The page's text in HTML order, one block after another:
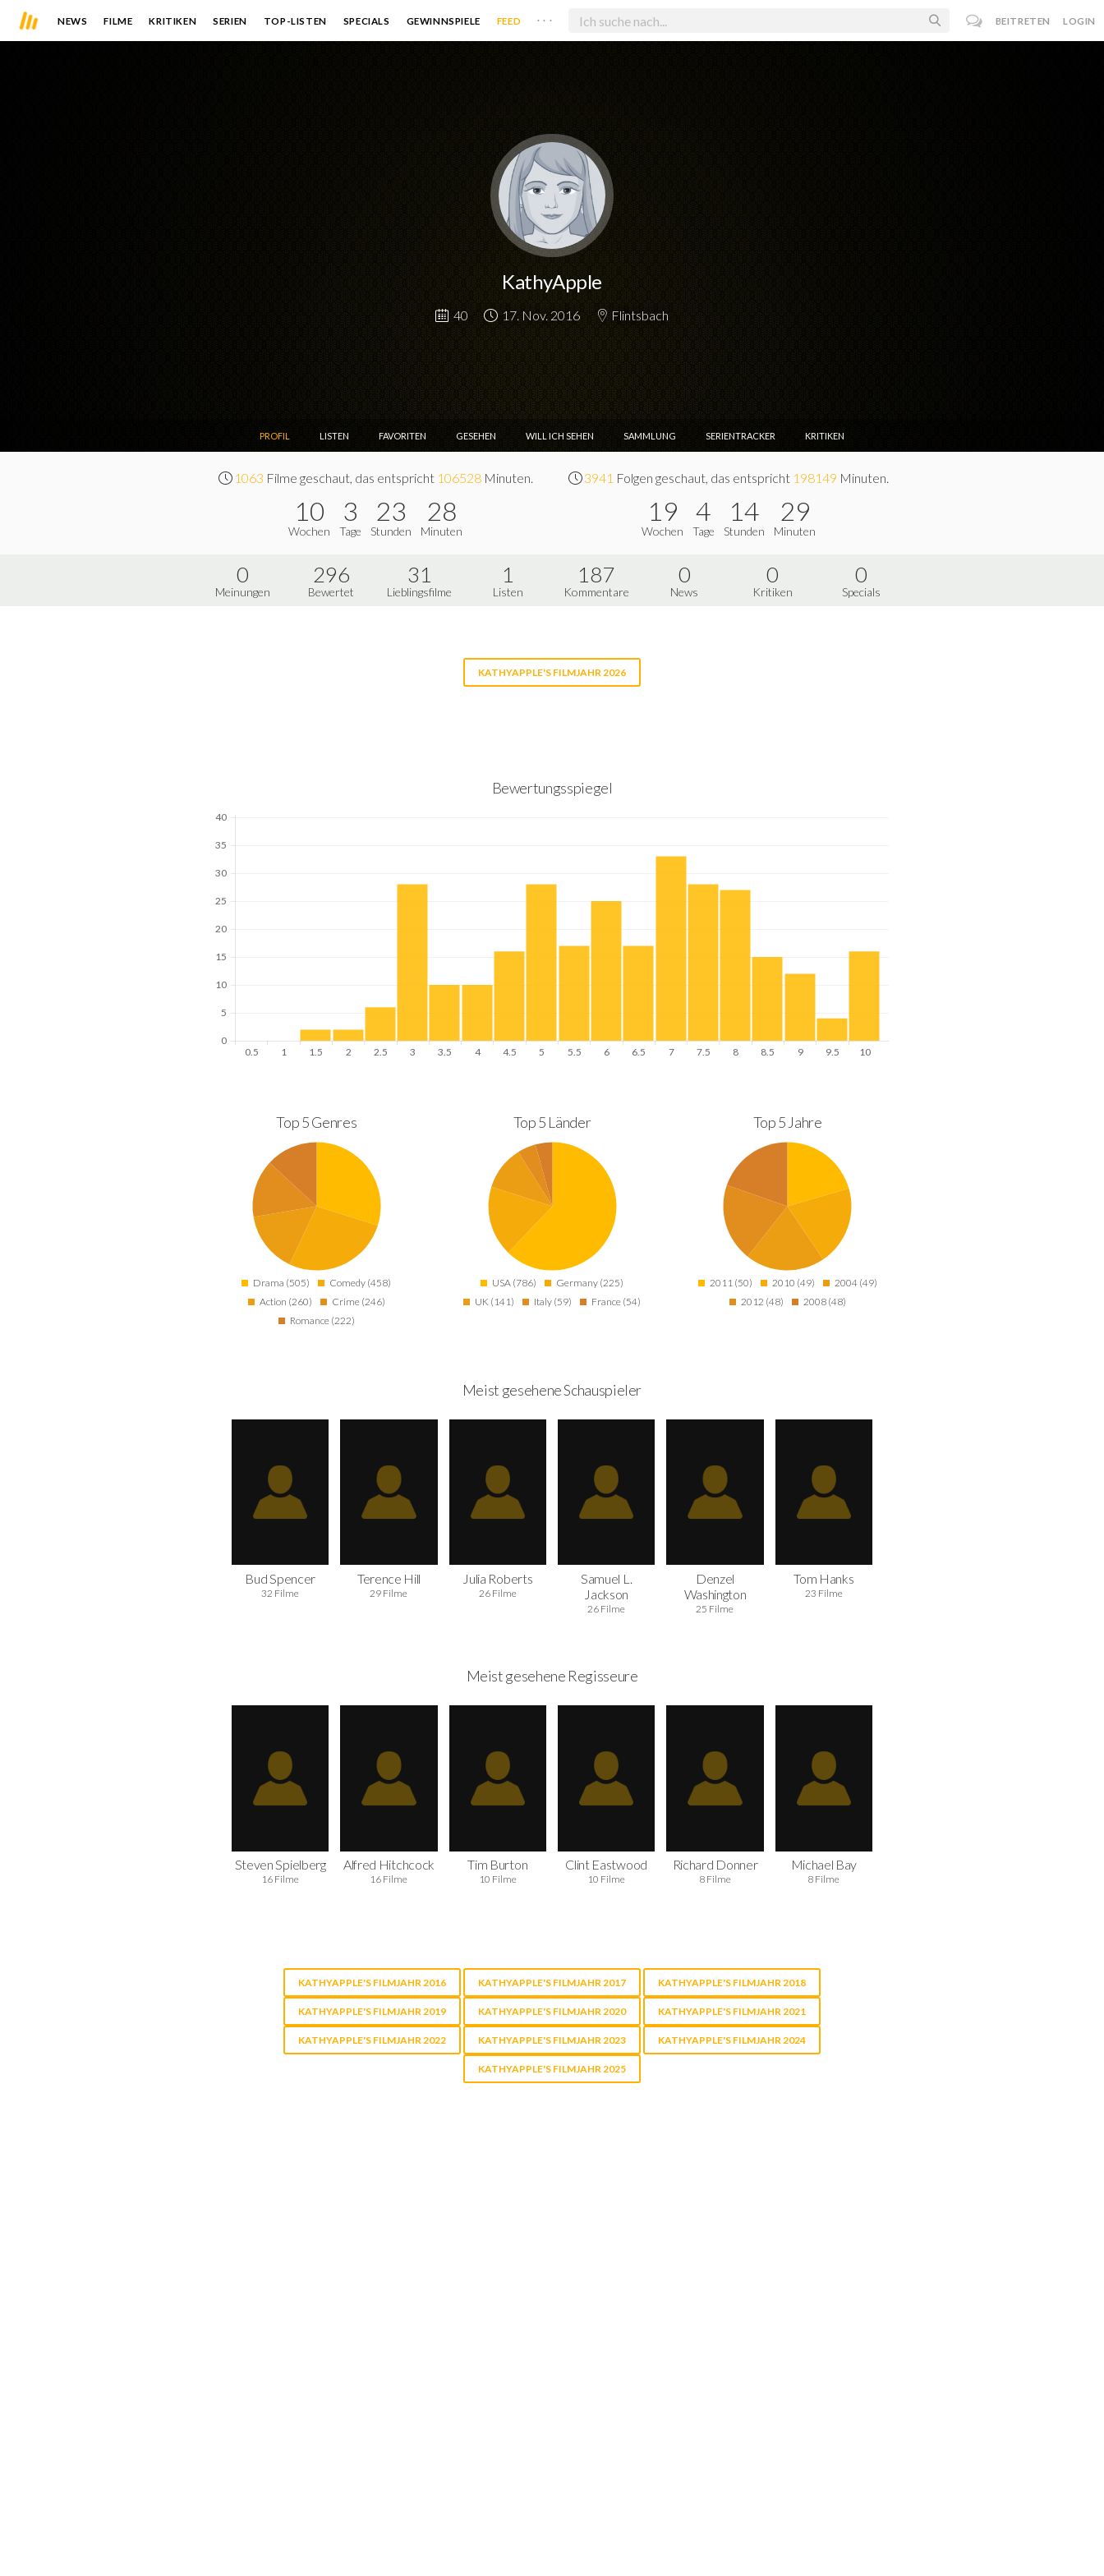
NEWS FILME KRITIKEN SERIEN TOP-LISTEN SPECIALS GEWINNSPIELE FEED . . . BEITRETEN LOGIN
KathyApple
40 17. Nov. 2016 Flintsbach
PROFIL LISTEN FAVORITEN GESEHEN WILL ICH SEHEN SAMMLUNG SERIENTRACKER KRITIKEN
1063 Filme geschaut, das entspricht 106528Minuten.
10
Wochen
3
Tage
23
Stunden
28
Minuten
3941 Folgen geschaut, das entspricht 198149 Minuten.
19
Wochen
4
Tage
14
Stunden
29
Minuten
0
Meinungen
296
Bewertet
31
Lieblingsfilme
1
Listen
187
Kommentare
0
News
0
Kritiken
0
Specials
KATHYAPPLE'S FILMJAHR 2026
Bewertungsspiegel
Top 5 Genres
Drama (505)
Comedy (458)
Action (260)
Crime (246)
Romance (222)
Top 5 Länder
USA (786)
Germany (225)
UK (141)
Italy (59) France (54)
Top 5 Jahre
2011 (50) 2010 (49)
2004 (49)
2012 (48)
2008 (48)
Meist gesehene Schauspieler
Bud Spencer
32 Filme
Terence Hill
29 Filme
Julia Roberts
26 Filme
Samuel L.
Jackson
26 Filme
Denzel
Washington
25 Filme
Tom Hanks
23 Filme
Meist gesehene Regisseure
Steven Spielberg
16 Filme
Alfred Hitchcock
16 Filme
Tim Burton
10 Filme
Clint Eastwood
10 Filme
Richard Donner
8 Filme
Michael Bay
8 Filme
KATHYAPPLE'S FILMJAHR 2016 KATHYAPPLE'S FILMJAHR 2017 KATHYAPPLE'S FILMJAHR 2018
KATHYAPPLE'S FILMJAHR 2019 KATHYAPPLE'S FILMJAHR 2020 KATHYAPPLE'S FILMJAHR 2021
KATHYAPPLE'S FILMJAHR 2022 KATHYAPPLE'S FILMJAHR 2023 KATHYAPPLE'S FILMJAHR 2024
KATHYAPPLE'S FILMJAHR 2025